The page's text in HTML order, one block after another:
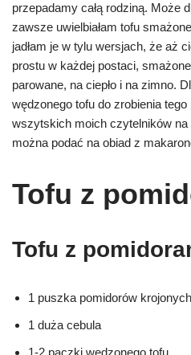
przepadamy całą rodziną. Może
zawsze uwielbiałam tofu
jadłam je w tylu wersjach, że aż
prostu w każdej postaci,
parowane, na ciepło i na zimno.
wędzonego tofu do zrobienia
wszytskich moich czytelników
można podać na obiad z
Tofu z
Tofu z
1 puszka pomidorów krojonych
1 duża cebula
1-2 paczki wędzonego tofu